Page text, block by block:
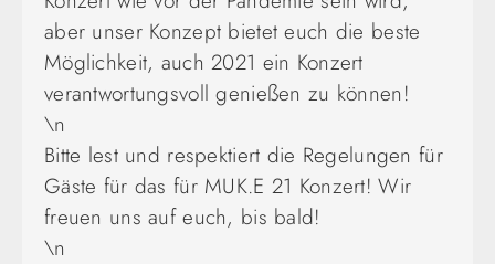
aber unser Konzept bietet euch die beste
Möglichkeit, auch 2021 ein Konzert
verantwortungsvoll genießen zu können!
\n
Bitte lest und respektiert die Regelungen für
Gäste für das für MUK.E 21 Konzert! Wir
freuen uns auf euch, bis bald!
\n